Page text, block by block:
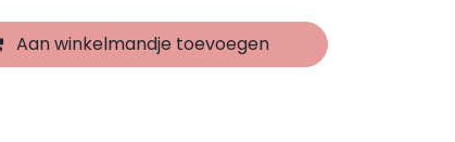
Aan winkelmandje toevoegen